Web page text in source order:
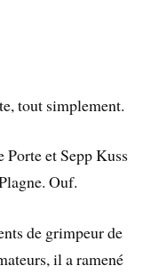
tout simplement.
Porte et Sepp Kuss
Ouf.
de grimpeur de
il a ramené